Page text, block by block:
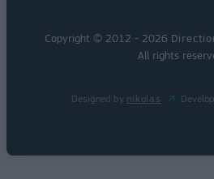
Copyright © 2012 - 2026
All rights
Designed by nikolas